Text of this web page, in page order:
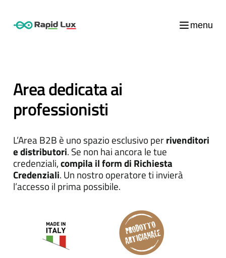
menu
Area dedicata ai
professionisti
L’Area B2B è uno spazio esclusivo perrivenditori
e distributori. Se non hai ancora le tue
credenziali,compila il form di Richiesta
Credenziali. Un nostro operatore ti invierà
l’accesso il prima possibile.